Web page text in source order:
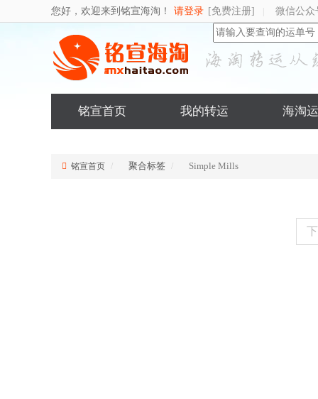
您好，欢迎来到铭宣海淘！ 请登录 [免费注册] 微信公
铭宣首页 我的转运 海淘
铭宣首页 聚合标签 Simple Mills